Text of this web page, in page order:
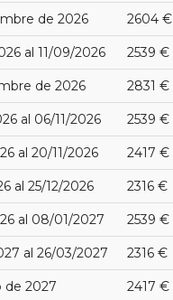
de 2026 2604 €
al 11/09/2026 2539 €
de 2026 2831 €
al 06/11/2026 2539 €
al 20/11/2026 2417 €
al 25/12/2026 2316 €
al 08/01/2027 2539 €
al 26/03/2027 2316 €
de 2027 2417 €